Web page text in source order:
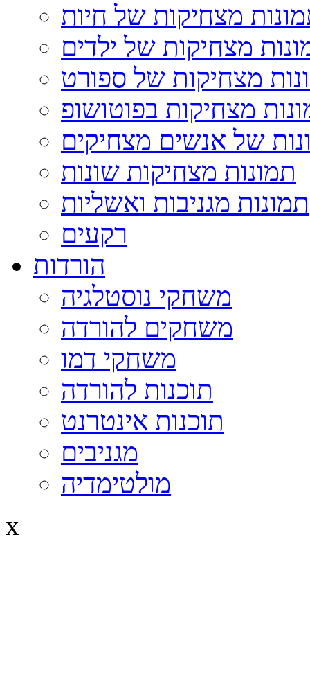
מצחיקות של חיות
מצחיקות של ילדים
מצחיקות של ספורט
מצחיקות בפוטושופ
של אנשים מצחיקים
תמונות מצחיקות שונות
תמונות מגניבות ואשליות
רקעים
הורדות
משחקי נוסטלגיה
משחקים להורדה
משחקי דמו
תוכנות להורדה
תוכנות אינטרנט
מגניבים
מולטימדיה
x